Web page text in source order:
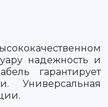
надежность и
гарантирует
Универсальная